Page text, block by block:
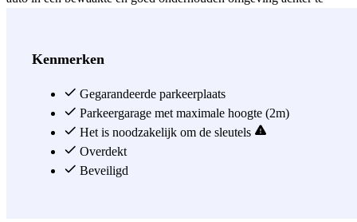
Parkeerplaats Futura is strategisch: gelegen in de wijk Coppedè, een
historische gebouwen in Liberty- en Art Deco-stijl, een waar
architectonisch juweel. Op korte afstand ligt de Trieste-wijk met zijn
winkels, restaurants en trendy locaties, evenals het beroemde Piazza
Mincio met de Fontana delle Rane, een must-see voor zowel
toeristen als inwoners. De nabijheid van Villa Borghese biedt de
Kenmerken
Gegarandeerde parkeerplaats
Parkeergarage met maximale hoogte (2m)
Het is noodzakelijk om de sleutels
Overdekt
Beveiligd